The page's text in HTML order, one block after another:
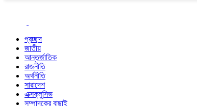
প্রচ্ছদ
জাতীয়
আন্তর্জাতিক
রাজনীতি
অর্থনীতি
সারাদেশ
এক্সক্লুসিভ
সম্পাদকের বাছাই